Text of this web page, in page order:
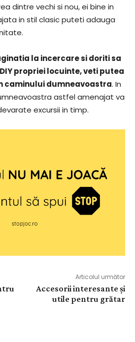
dintre vechi si nou, ei bine in
in stil clasic puteti adauga
la incercare si doriti sa
propriei locuinte, veti putea
caminului dumneavoastra. In
astfel amenajat va
excursii in timp.
Articolul următor
Accesorii interesante și
utile pentru grătar